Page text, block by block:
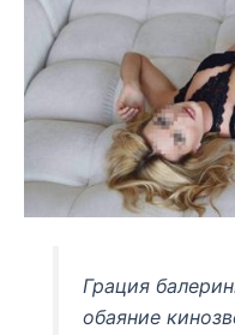
Грация
обаяние